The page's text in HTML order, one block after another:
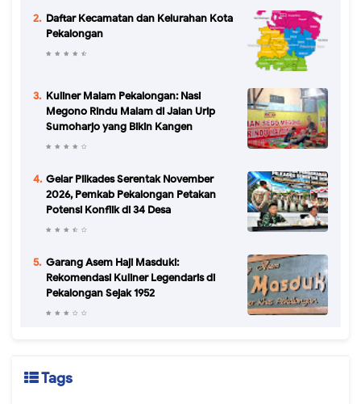
Daftar Kecamatan dan Kelurahan Kota
Pekalongan
Kuliner Malam Pekalongan: Nasi
Megono Rindu Malam di Jalan Urip
Sumoharjo yang Bikin Kangen
Gelar Pilkades Serentak November
2026, Pemkab Pekalongan Petakan
Potensi Konflik di 34 Desa
Garang Asem Haji Masduki:
Rekomendasi Kuliner Legendaris di
Pekalongan Sejak 1952
Tags